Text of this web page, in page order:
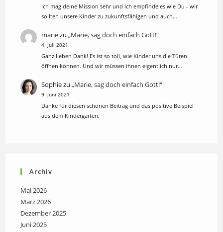
Ich mag deine Mission sehr und ich empfinde es wie Du - wir
sollten unsere Kinder zu zukunftsfähigen und auch…
mariezu„Marie, sag doch einfach Gott!“
4. Juli 2021
Ganz lieben Dank! Es ist so toll, wie Kinder uns die Türen
öffnen können. Und wir müssen ihnen eigentlich nur…
Sophiezu„Marie, sag doch einfach Gott!“
9. Juni 2021
Danke für diesen schönen Beitrag und das positive Beispiel
aus dem Kindergarten.
Archiv
Mai 2026
März 2026
Dezember 2025
Juni 2025